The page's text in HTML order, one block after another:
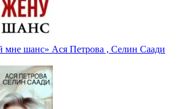
мне шанс» Ася Петрова , Селин Саади